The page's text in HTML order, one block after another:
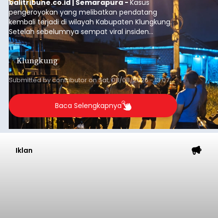
balitribune.co.id | Semarapura -Kasus
pengeroyokan yang melibatkan pendatang
kembali terjadi di wilayah Kabupaten Klungkung.
Setelah sebelumnya sempat viral insiden
keributan di barat Pasar Galiran, peristiwa serupa
kini menimpa seorang pemuda asal Kabupaten
Sumba Barat Daya (SBD), Nusa Tenggara Timur
(NTT).
Klungkung
Submitted bycontributoronSat, 08/08/2026 - 13:07
Baca Selengkapnya
Iklan